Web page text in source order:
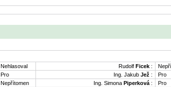
Nehlasoval Rudolf Ficek :
Pro Ing. Jakub Jež :
Pro
Nepřítomen Ing. Simona Piperková:
Pro